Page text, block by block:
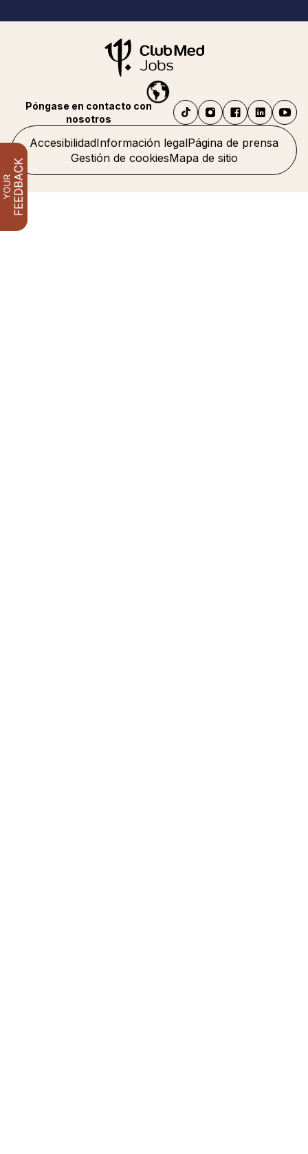
AccesibilidadInformación legalPágina de prensa
Gestión de cookiesMapa de sitio
Póngase en contacto con
nosotros